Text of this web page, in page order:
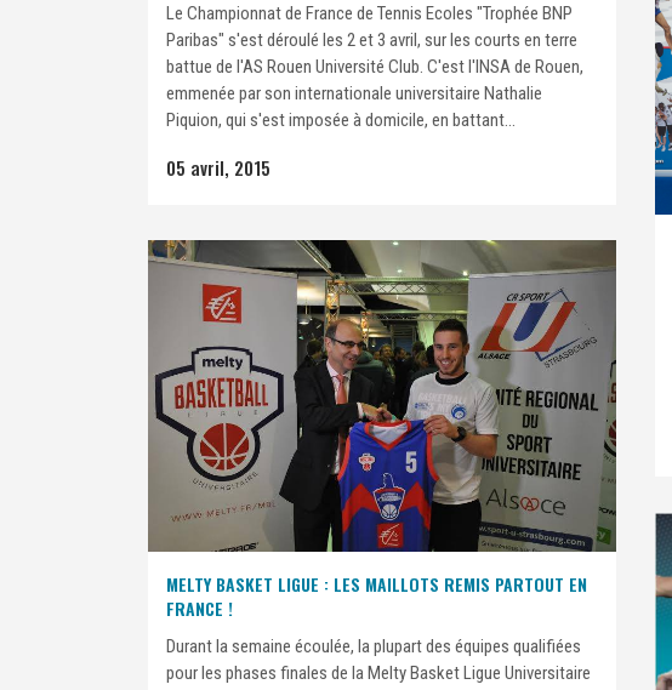
Le Championnat de France de Tennis Ecoles "Trophée BNP
Paribas" s'est déroulé les 2 et 3 avril, sur les courts en terre
battue de l'AS Rouen Université Club. C'est l'INSA de Rouen,
emmenée par son internationale universitaire Nathalie
Piquion, qui s'est imposée à domicile, en battant...
05 avril, 2015
MELTY BASKET LIGUE : LES MAILLOTS REMIS PARTOUT EN
FRANCE !
Durant la semaine écoulée, la plupart des équipes qualifiées
pour les phases finales de la Melty Basket Ligue Universitaire